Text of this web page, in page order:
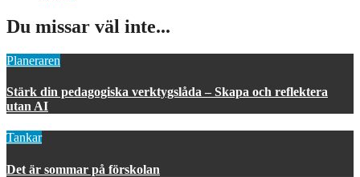
Du missar väl inte...
Planeraren
Stärk din pedagogiska verktygslåda – Skapa och reflektera
utan AI
Tankar
Det är sommar på förskolan